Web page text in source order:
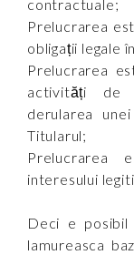
contractuale;
Prelucrarea
obligații legale
Prelucrarea
activități de
derularea
Titularul;
Prelucrarea
interesului
Deci e posibil
lamureasca